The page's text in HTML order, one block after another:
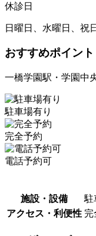
休診日
日曜日、水曜日、祝日
おすすめポイント
一橋学園駅・学園中
駐車場有り
完全予約
電話予約可
施設・設備
駐
アクセス・利便性 完